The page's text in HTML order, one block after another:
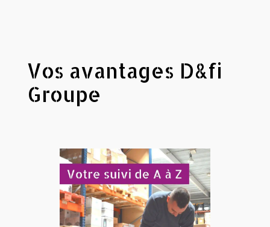
Vos avantages D&fi
Groupe